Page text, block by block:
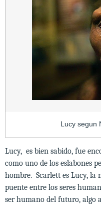
Lucy segun
Lucy, es bien sabido, fue
como uno de los eslabones
hombre. Scarlett es Lucy, la
puente entre los seres
ser humano del futuro, algo